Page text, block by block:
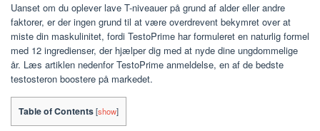
Uanset om du oplever lave T-niveauer på grund af alder eller andre
faktorer, er der ingen grund til at være overdrevent bekymret over at
miste din maskulinitet, fordi TestoPrime har formuleret en naturlig formel
med 12 ingredienser, der hjælper dig med at nyde dine ungdommelige
år. Læs artiklen nedenfor TestoPrime anmeldelse, en af ​​de bedste
testosteron boostere på markedet.
Table of Contents[show]